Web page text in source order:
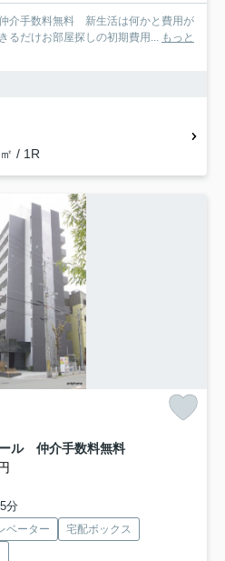
介手数料無料 新生活は何かと費用が
るだけお部屋探しの初期費用... もっと
/ 1R
ル 仲介手数料無料
分
ベーター
宅配ボックス